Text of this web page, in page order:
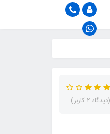
(دیدگاه 2 کاربر)